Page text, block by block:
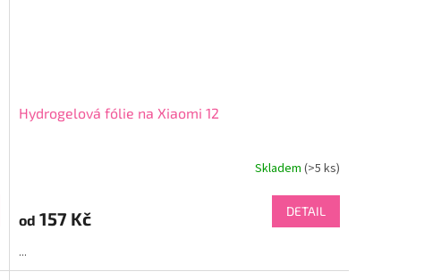
Hydrogelová fólie na Xiaomi 12
Skladem (>5 ks)
od 157 Kč DETAIL
...